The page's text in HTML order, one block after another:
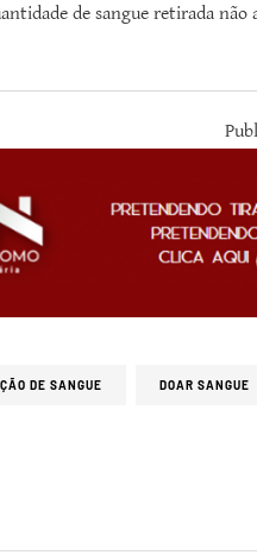
de sangue retirada não
DE SANGUE DOAR SANGUE